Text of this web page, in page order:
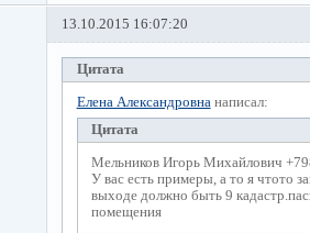
13.10.2015 16:07:20
Цитата
Елена Александровнанаписал:
Цитата
Мельников Игорь Михайлович
У вас есть примеры, а то я чтото
выходе должно быть 9
помещения